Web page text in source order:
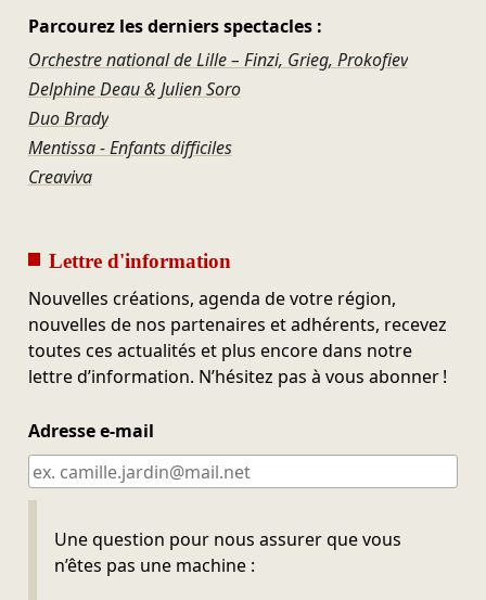
Parcourez les derniers spectacles :
Orchestre national de Lille – Finzi, Grieg, Prokofiev
Delphine Deau & Julien Soro
Duo Brady
Mentissa - Enfants difficiles
Creaviva
Lettre d'information
Nouvelles créations, agenda de votre région,
nouvelles de nos partenaires et adhérents, recevez
toutes ces actualités et plus encore dans notre
lettre d’information. N’hésitez pas à vous abonner !
Adresse e-mail
Une question pour nous assurer que vous
n’êtes pas une machine :
Ne pas remplir